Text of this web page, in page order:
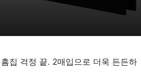
집 걱정 끝. 2매입으로 더욱 든든하